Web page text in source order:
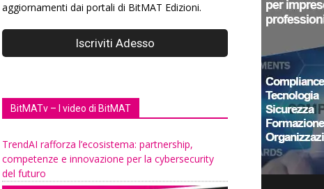
aggiornamenti dai portali di BitMAT Edizioni.
BitMATv – I video di BitMAT
TrendAI rafforza l’ecosistema: partnership,
competenze e innovazione per la cybersecurity
del futuro